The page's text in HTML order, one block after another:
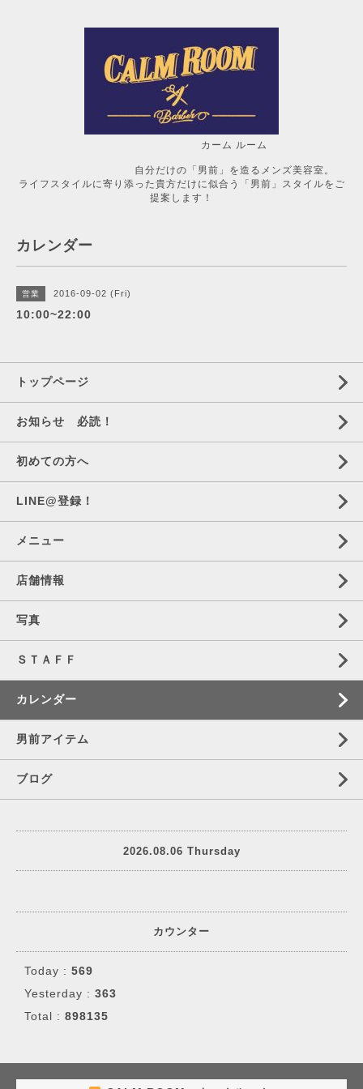
カーム ルーム
自分だけの「男前」を造るメンズ美容室。
ライフスタイルに寄り添った貴方だけに似合う「男前」スタイルをご
提案します！
カレンダー
営業 2016-09-02 (Fri)
10:00~22:00
トップページ
お知らせ 必読！
初めての方へ
LINE@登録！
メニュー
店舗情報
写真
ＳＴＡＦＦ
カレンダー
男前アイテム
ブログ
2026.08.06 Thursday
カウンター
Today : 569
Yesterday : 363
Total : 898135